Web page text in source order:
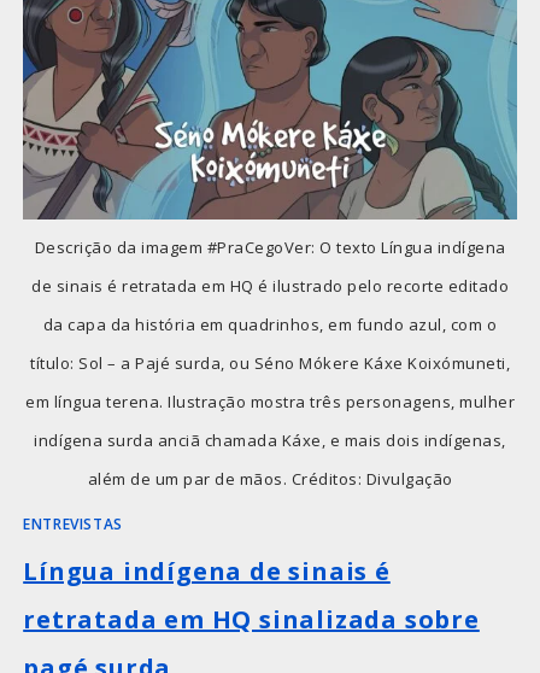
Descrição da imagem #PraCegoVer: O texto Língua indígena
de sinais é retratada em HQ é ilustrado pelo recorte editado
da capa da história em quadrinhos, em fundo azul, com o
título: Sol – a Pajé surda, ou Séno Mókere Káxe Koixómuneti,
em língua terena. Ilustração mostra três personagens, mulher
indígena surda anciã chamada Káxe, e mais dois indígenas,
além de um par de mãos. Créditos: Divulgação
ENTREVISTAS
Língua indígena de sinais é
retratada em HQ sinalizada sobre